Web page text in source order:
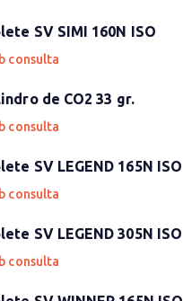
SV SIMI 160N ISO
consulta
de CO2 33 gr.
consulta
SV LEGEND 165N ISO
consulta
SV LEGEND 305N ISO
consulta